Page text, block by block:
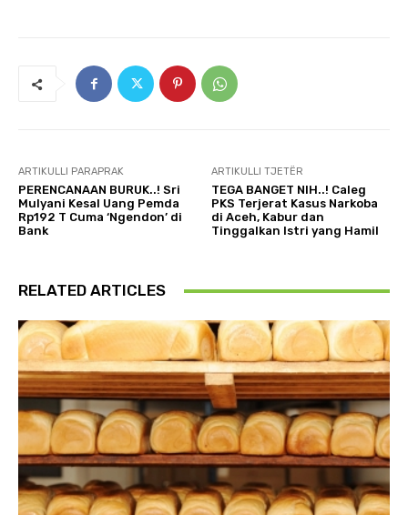
ARTIKULLI PARAPRAK
PERENCANAAN BURUK..! Sri
Mulyani Kesal Uang Pemda
Rp192 T Cuma ‘Ngendon’ di
Bank
ARTIKULLI TJETËR
TEGA BANGET NIH..! Caleg
PKS Terjerat Kasus Narkoba
di Aceh, Kabur dan
Tinggalkan Istri yang Hamil
RELATED ARTICLES